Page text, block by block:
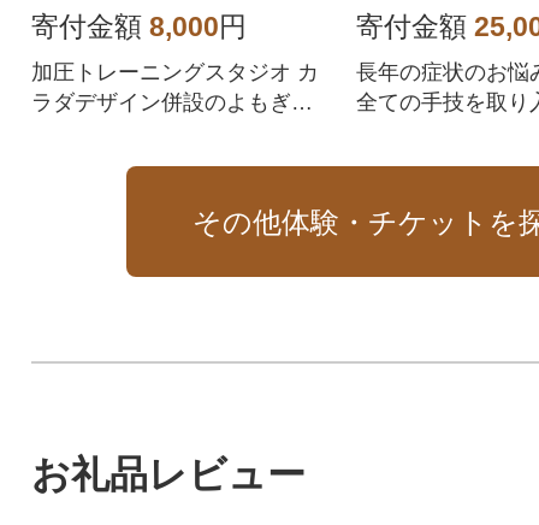
寄付金額 8,000円
加圧トレーニングスタジオ カ
ラダデザイン併設のよもぎ蒸
寄付金額
長年の症状のお悩
全ての手技を取り
その他体験・チケットを
お礼品レビュー